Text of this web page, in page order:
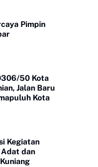
Pimpin
50 Kota
Jalan Baru
Kota
Kegiatan
dan